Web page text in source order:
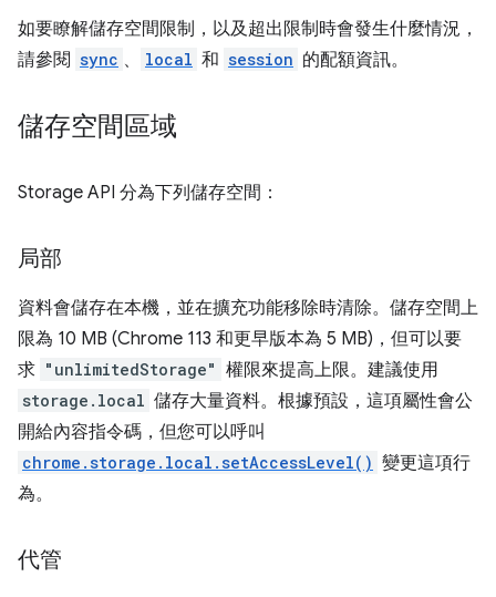
如要瞭解儲存空間限制，以及超出限制時會發生什麼情況，
請參閱 sync 、 local 和 session 的配額資訊。
儲存空間區域
Storage API 分為下列儲存空間：
局部
資料會儲存在本機，並在擴充功能移除時清除。儲存空間上
限為 10 MB (Chrome 113 和更早版本為 5 MB)，但可以要
求 "unlimitedStorage" 權限來提高上限。建議使用
storage.local 儲存大量資料。根據預設，這項屬性會公
開給內容指令碼，但您可以呼叫
chrome.storage.local.setAccessLevel() 變更這項行
為。
代管